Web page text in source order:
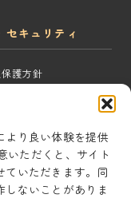
より良い体験を提供
いただくと、サイト
ていただきます。同
ないことがありま
セキュリティ
護方針
制作方針
方針
ティ対策